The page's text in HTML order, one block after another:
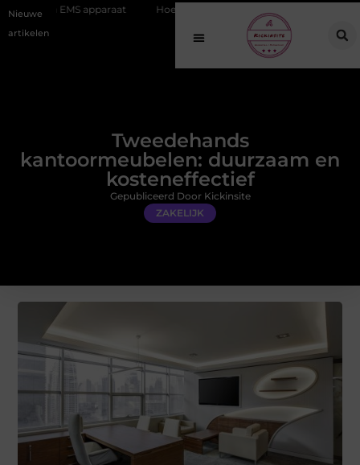
Nieuwe
artikelen
Hoe online vindbaarheid verandert in 2026
Tweedehands
kantoormeubelen: duurzaam en
kosteneffectief
ZAKELIJK
Gepubliceerd Door Kickinsite